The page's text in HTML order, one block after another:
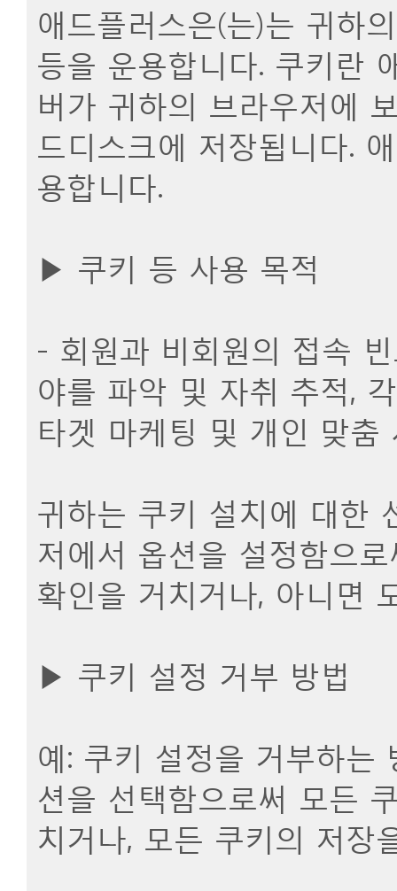
애드플러스은(는)는 귀하
등을 운용합니다. 쿠키란
버가 귀하의 브라우저에
드디스크에 저장됩니다.
용합니다.
▶ 쿠키 등 사용 목적
- 회원과 비회원의 접속
야를 파악 및 자취 추적,
타겟 마케팅 및 개인 맞춤
귀하는 쿠키 설치에 대한
저에서 옵션을 설정함으
확인을 거치거나, 아니면
▶ 쿠키 설정 거부 방법
예: 쿠키 설정을 거부하는
션을 선택함으로써 모든
치거나, 모든 쿠키의 저장